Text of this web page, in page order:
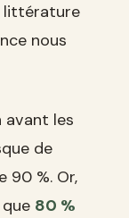
littérature
nous
avant les
de
90 %. Or,
80 %